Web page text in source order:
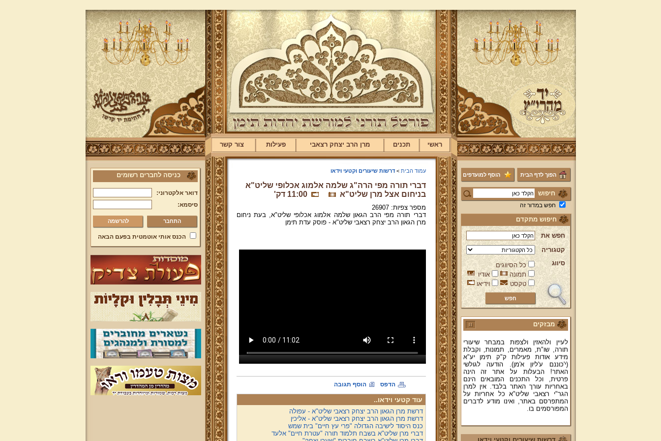
ראשי תכנים מרן הרב יצחק רצאבי פעילות צור קשר
הפוך לדף הבית הוסף למועדפים
חיפוש
חפש במדור זה
חיפוש מתקדם
חפש את
קטגוריה
סיווג
כל הסיווגים
תמונה
אודיו
טקסט
וידיאו
מבזקים
ברוכים הבאים לאתר מהרי"ץ
יד מהרי"ץ - פורטל תורני למורשת יהדות
תימן, האתר הרשמי להנצחת מורשתו
של גאון רבני תימן ותפארתם מהרי"ץ
זצוק"ל. באתר תמצאו גם תכנים תורניים
והלכתיים רבים של מרן הגאון הרב יצחק
רצאבי שליט"א - פוסק עדת תימן,
מחבר ספרי שלחן ערוך המקוצר ח"ח
ושו"ת עולת יצחק ג"ח ועוד, וכן תוכלו
לעיין ולהאזין ולצפות במבחר שיעורי
תורה, שו"ת, מאמרים, תמונות, וקבלת
מידע אודות פעילות ק"ק תימן יע"א
(י'כוננם ע'ליון א'מן). הודעה לגולשי
האתר! הבעלות על אתר זה הינה
פרטית, וכל התכנים המובאים הינם
באחריות עורך האתר בלבד. אין למרן
הגר"י רצאבי שליט"א כל אחריות על
המתפרסם באתר, ואינו מודע לדברים
המפורסמים בו.
פניה נרגשת אל אחינו בני עדת תימן
עמוד הבית >דרשות שיעורים וקטעי וידאו
דברי תורה מפי הרה"ג שלמה אלמוג אכלופי שליט"א
בניחום אצל מרן שליט"א
11:00 דק'
מספר צפיות: 26907
דברי תורה מפי הרב הגאון שלמה אלמוג אכלופי שליט"א, בעת ניחום
מרן הגאון הרב יצחק רצאבי שליט"א - פוסק עדת תימן
הדפס הוסף תגובה
עוד קטעי וידאו..
דרשת מרן הגאון הרב יצחק רצאבי שליט"א - עפולה
דרשת מרן הגאון הרב יצחק רצאבי שליט"א - אליכין
כנס היסוד לישיבה הגדולה "פרי עץ חיים" בית שמש
דברי מרן שליט"א בשבח תלמוד תורה "עטרת חיים" אלעד
כניסה לחברים רשומים
דואר אלקטרוני:
סיסמא:
להרשמה
הכנס אותי אוטמטית בפעם הבאה